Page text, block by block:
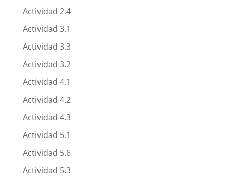
Actividad 2.4
Actividad 3.1
Actividad 3.3
Actividad 3.2
Actividad 4.1
Actividad 4.2
Actividad 4.3
Actividad 5.1
Actividad 5.6
Actividad 5.3